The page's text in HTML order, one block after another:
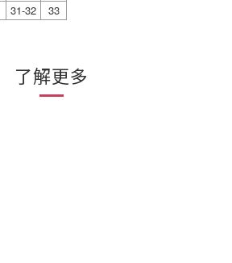
31-32 33
了解更多